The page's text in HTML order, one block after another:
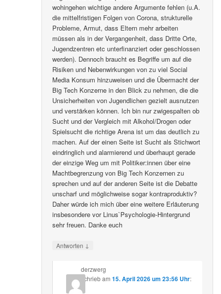
wohingehen wichtige andere Argumente fehlen (u.A.
die mittelfristigen Folgen von Corona, strukturelle
Probleme, Armut, dass Eltern mehr arbeiten
müssen als in der Vergangenheit, dass Dritte Orte,
Jugendzentren etc unterfinanziert oder geschlossen
werden). Dennoch braucht es Begriffe um auf die
Risiken und Nebenwirkungen von zu viel Social
Media Konsum hinzuweisen und die Übermacht der
Big Tech Konzerne in den Blick zu nehmen, die die
Unsicherheiten von Jugendlichen gezielt ausnutzen
und verstärken können. Ich bin nur zwigespalten ob
Sucht und der Vergleich mit Alkohol/Drogen oder
Spielsucht die richtige Arena ist um das deutlich zu
machen. Auf der einen Seite ist Sucht als Stichwort
eindringlich und alarmierend und überhaupt gerade
der einzige Weg um mit Politiker:innen über eine
Machtbegrenzung von Big Tech Konzernen zu
sprechen und auf der anderen Seite ist die Debatte
unscharf und möglichweise sogar kontraproduktiv?
Daher würde ich mich über eine weitere Erläuterung
insbesondere vor Linus`Psychologie-Hintergrund
sehr freuen. Danke euch
Antworten ↓
derzwerg
schriebam 15. April 2026 um 23:56 Uhr: